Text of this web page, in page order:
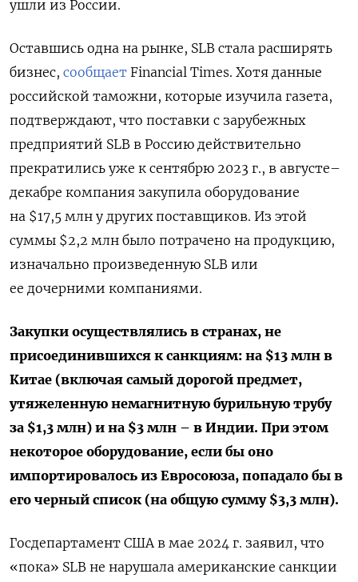
ушли из России.
Оставшись одна на рынке, SLB стала расширять
бизнес, сообщает Financial Times. Хотя данные
российской таможни, которые изучила газета,
подтверждают, что поставки с зарубежных
предприятий SLB в Россию действительно
прекратились уже к сентябрю 2023 г., в августе–
декабре компания закупила оборудование
на $17,5 млн у других поставщиков. Из этой
суммы $2,2 млн было потрачено на продукцию,
изначально произведенную SLB или
ее дочерними компаниями.
Закупки осуществлялись в странах, не
присоединившихся к санкциям: на $13 млн в
Китае (включая самый дорогой предмет,
утяжеленную немагнитную бурильную трубу
за $1,3 млн) и на $3 млн – в Индии. При этом
некоторое оборудование, если бы оно
импортировалось из Евросоюза, попадало бы в
его черный список (на общую сумму $3,3 млн).
Госдепартамент США в мае 2024 г. заявил, что
«пока» SLB не нарушала американские санкции